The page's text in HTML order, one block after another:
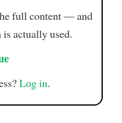
full content — and
actually used.
Log in.